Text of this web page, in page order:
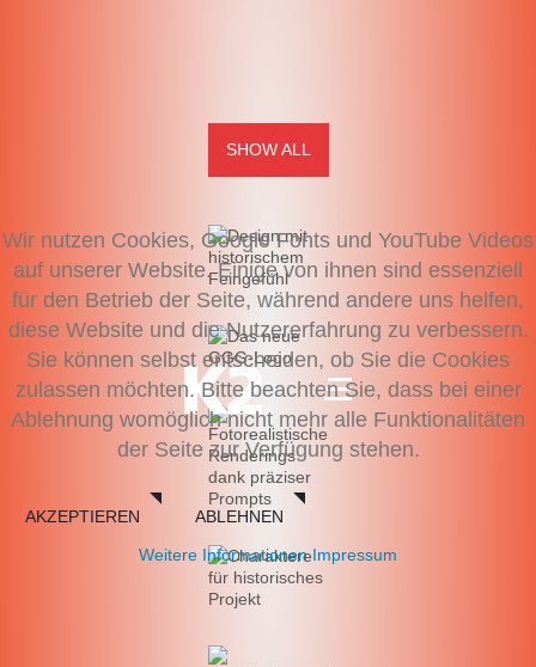
SHOW ALL
Wir nutzen Cookies, Google Fonts und YouTube Videos
auf unserer Website. Einige von ihnen sind essenziell
für den Betrieb der Seite, während andere uns helfen,
diese Website und die Nutzererfahrung zu verbessern.
Sie können selbst entscheiden, ob Sie die Cookies
zulassen möchten. Bitte beachten Sie, dass bei einer
Ablehnung womöglich nicht mehr alle Funktionalitäten
der Seite zur Verfügung stehen.
AKZEPTIEREN
ABLEHNEN
Weitere Informationen Impressum